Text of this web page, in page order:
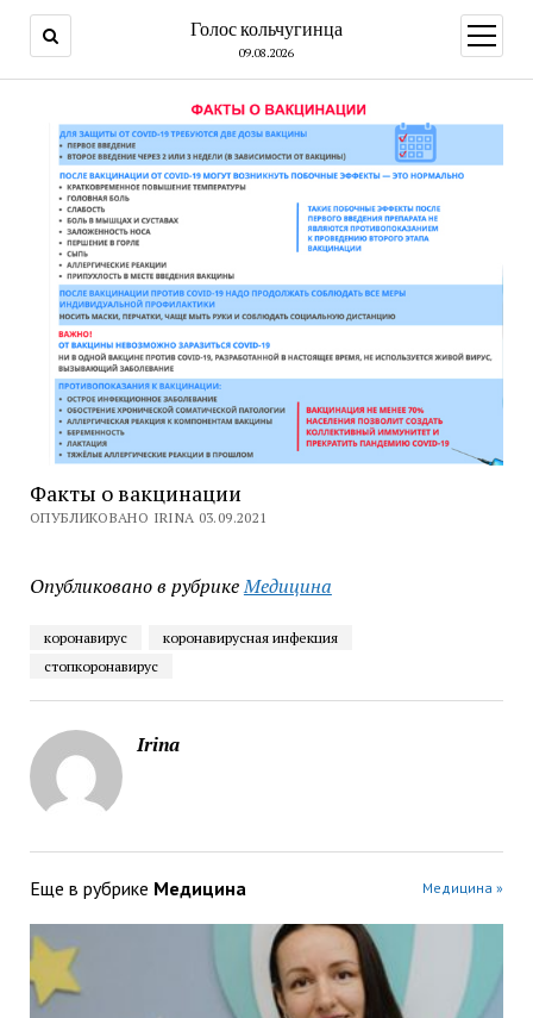
Голос кольчугинца
09.08.2026
меню
Факты о вакцинации
ОПУБЛИКОВАНО IRINA 03.09.2021
Опубликовано в рубрикеМедицина
коронавирус
коронавирусная инфекция
стопкоронавирус
Irina
Еще в рубрике Медицина Медицина »